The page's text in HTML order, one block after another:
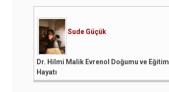
Sude Güçük
Dr. Hilmi Malik Evrenol Doğumu ve Eğitim
Hayatı